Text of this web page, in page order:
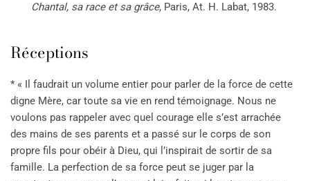
Chantal, sa race et sa grâce, Paris, At. H. Labat, 1983.
Réceptions
* « Il faudrait un volume entier pour parler de la force de cette
digne Mère, car toute sa vie en rend témoignage. Nous ne
voulons pas rappeler avec quel courage elle s’est arrachée
des mains de ses parents et a passé sur le corps de son
propre fils pour obéir à Dieu, qui l’inspirait de sortir de sa
famille. La perfection de sa force peut se juger par la